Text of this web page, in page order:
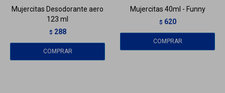
Mujercitas Desodorante aero
123 ml
$ 288
Mujercitas 40ml - Funny
$ 620